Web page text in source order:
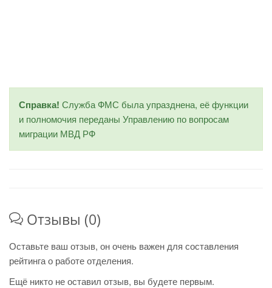
Справка! Служба ФМС была упразднена, её функции
и полномочия переданы Управлению по вопросам
миграции МВД РФ
Отзывы (0)
Оставьте ваш отзыв, он очень важен для составления
рейтинга о работе отделения.
Ещё никто не оставил отзыв, вы будете первым.